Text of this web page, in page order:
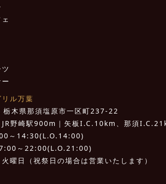
ル万葉
木県那須塩原市一区町237-22
JR野崎駅900m｜矢板I.C.10km、那須
～14:30(L.O.14:00)
～22:00(L.O.21:00)
曜日（祝祭日の場合は営業いたします）